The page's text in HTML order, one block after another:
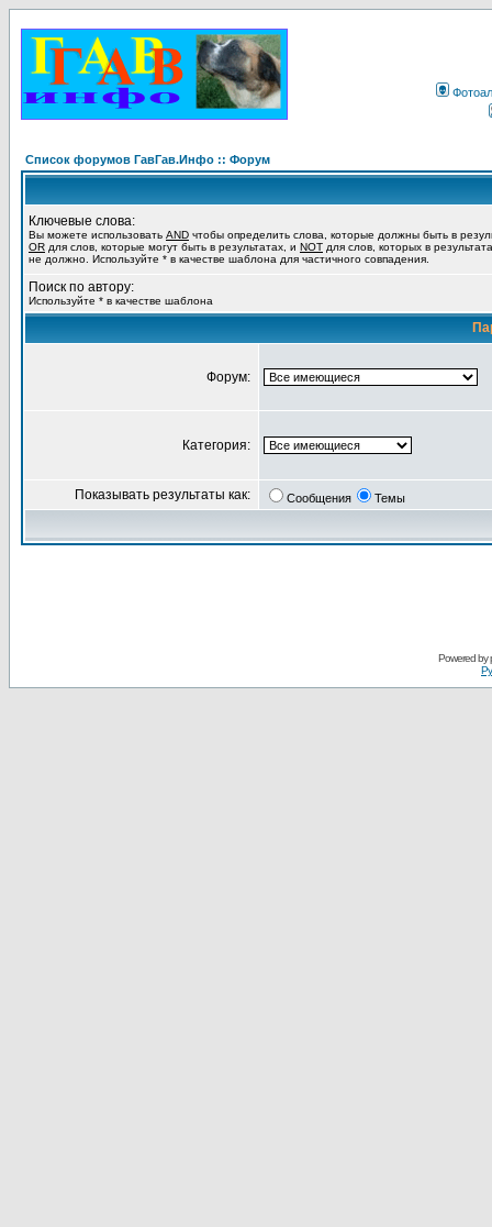
Список форумов ГавГав.Инфо :: Форум
Ключевые слова:
Вы можете использовать AND чтобы определить слова, которые должны быть в
OR для слов, которые могут быть в результатах, и NOT для слов, которых в
не должно. Используйте * в качестве шаблона для частичного совпадения.
Поиск по автору:
Используйте * в качестве шаблона
Форум:
Категория:
Показывать результаты как: Сообщения Темы
Powered by